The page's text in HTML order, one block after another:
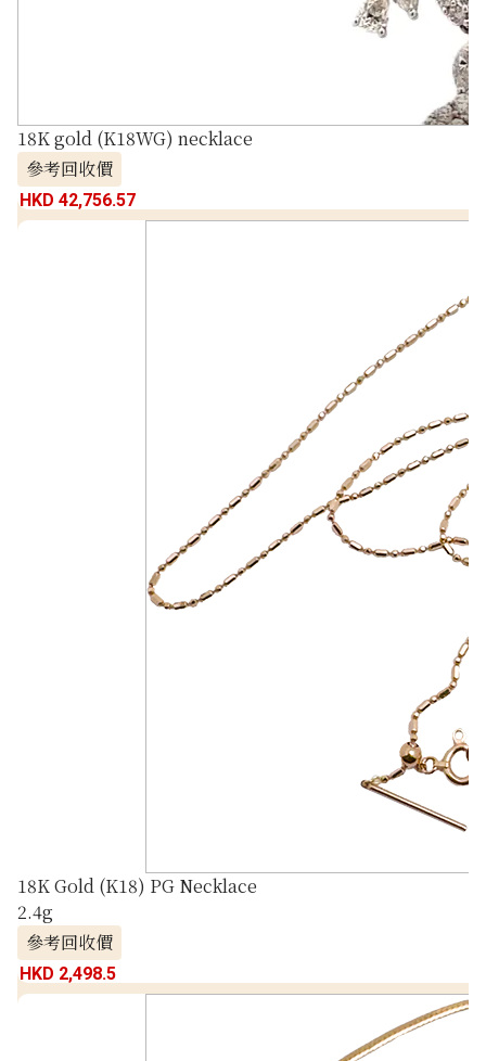
18K gold (K18WG) necklace
參考回收價
HKD 42,756.57
18K Gold (K18) PG Necklace
2.4g
參考回收價
HKD 2,498.5